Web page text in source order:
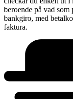
beroende på vad
bankgiro, med
faktura.